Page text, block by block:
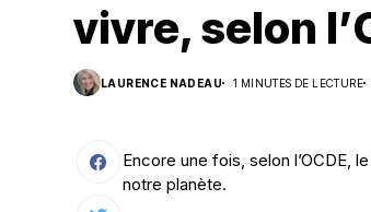
Suivi des démarches
Votre Profession/formation
vivre, selon
LAURENCE NADEAU 1 MINUTES DE LECTURE
Encore une fois, selon l’OCDE,
notre planète.